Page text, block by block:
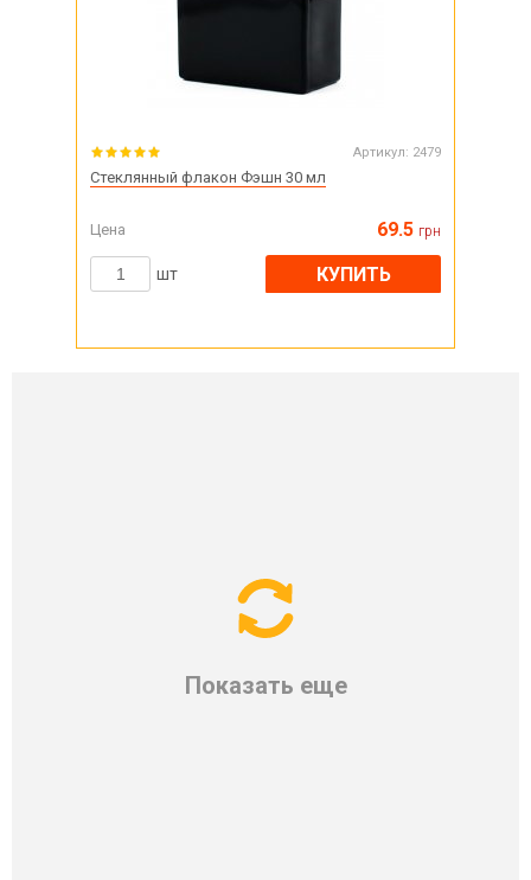
Артикул: 2479
Стеклянный флакон Фэшн 30 мл
Цена 69.5 грн
шт КУПИТЬ
Показать еще